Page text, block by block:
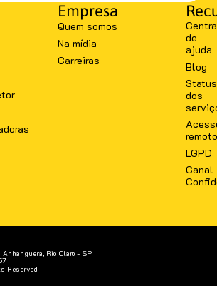
Empresa
Quem somos
Na mídia
Carreiras
de
ajuda
Blog
Status
dos
remoto
LGPD
Canal
Rio Claro - SP
Reserved